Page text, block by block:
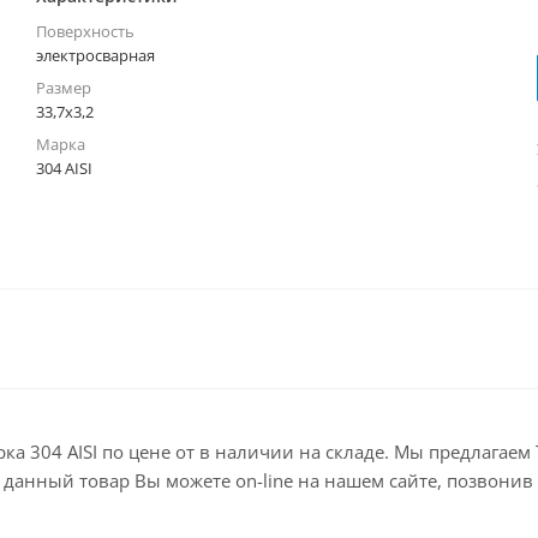
Поверхность
электросварная
Размер
33,7х3,2
Марка
304 AISI
304 AISI по цене от в наличии на складе. Мы
товар Вы можете on-line на нашем сайте,